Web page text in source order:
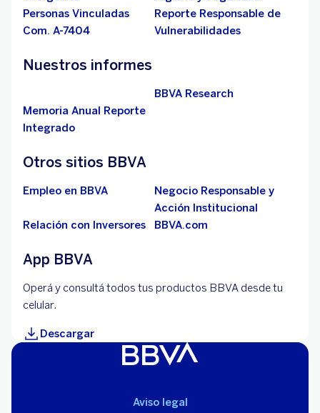
Personas Vinculadas
Com. A-7404
Reporte Responsable de
Vulnerabilidades
Nuestros informes
BBVA Research
Memoria Anual Reporte
Integrado
Otros sitios BBVA
Empleo en BBVA
Negocio Responsable y
Acción Institucional
Relación con Inversores
BBVA.com
App BBVA
Operá y consultá todos tus productos BBVA desde tu
celular.
Descargar
Aviso legal